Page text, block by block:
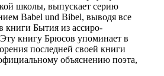
школы, выпускает серию
Babel und Bibel, выводя все
книги Бытия из ассиро-
книгу Брюсов упоминает в
последней своей книги
объяснению поэта,